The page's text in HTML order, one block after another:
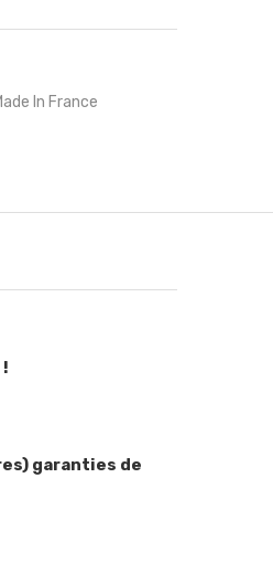
In France
garanties de